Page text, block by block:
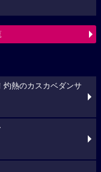
灼熱のカスカベダンサ